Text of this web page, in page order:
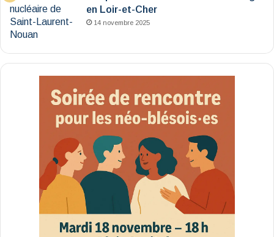
en Loir-et-Cher
14 novembre 2025